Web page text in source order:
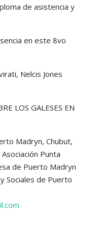
de asistencia y
en este 8vo
Nelcis Jones
LOS GALESES EN
Madryn, Chubut,
Punta
de Puerto Madryn
Sociales de Puerto